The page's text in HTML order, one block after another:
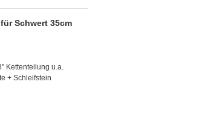
Schwert 35cm
Kettenteilung u.a.
+ Schleifstein